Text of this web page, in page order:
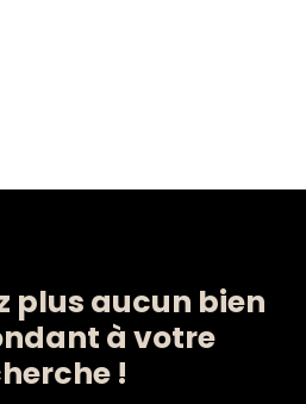
plus aucun bien
à votre
!